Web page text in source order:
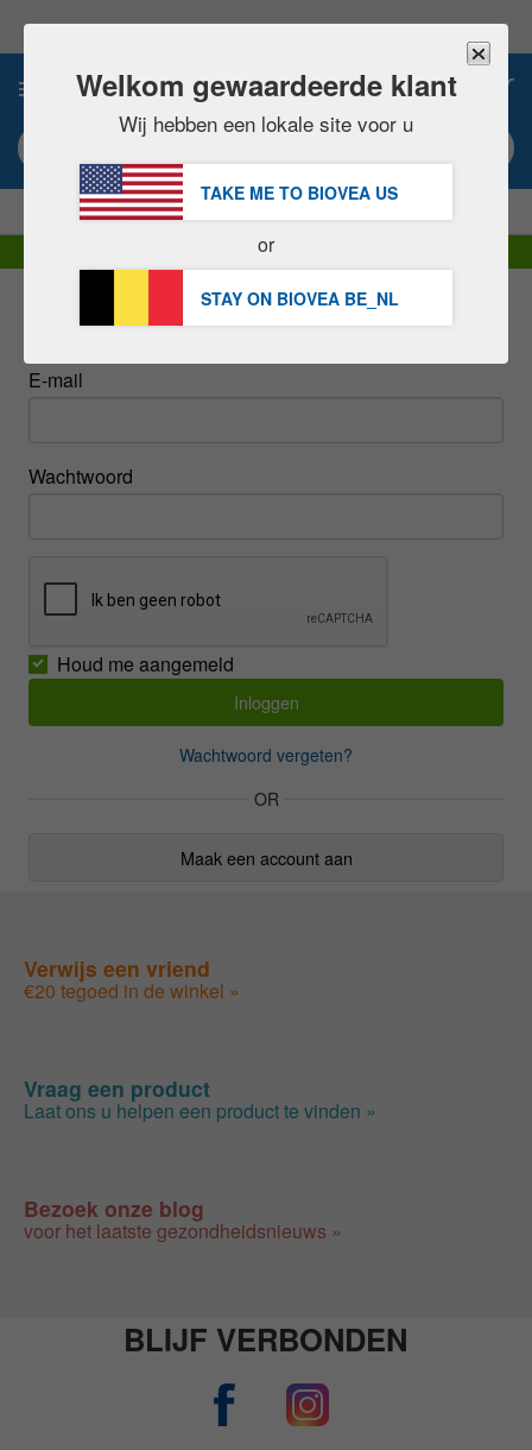
op:
Deze
bevat
toegankelijkheidssysteem.
BESPAAR 15% NU!
DHL Express levering | BTW inbegrepen
Sign In
E-mail
Wachtwoord
Houd me aangemeld
Wachtwoord vergeten?
OR
Maak een account aan
Verwijs een vriend
€20 tegoed in de winkel »
Vraag een product
Laat ons u helpen een product te vinden »
Bezoek onze blog
voor het laatste gezondheidsnieuws »
BLIJF VERBONDEN
Welkom gewaardeerde klant
Wij hebben een lokale site voor u
TAKE ME TO BIOVEA US
or
STAY ON BIOVEA BE_NL